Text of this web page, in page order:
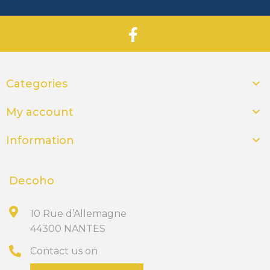
Categories 
My account 
Information 
Decoho
10 Rue d’Allemagne
44300 NANTES
Contact us on